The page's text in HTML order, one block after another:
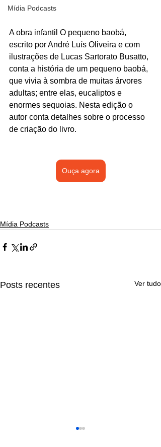
Mídia Podcasts
A obra infantil O pequeno baobá,
escrito por André Luís Oliveira e com
ilustrações de Lucas Sartorato Busatto,
conta a história de um pequeno baobá,
que vivia à sombra de muitas árvores
adultas; entre elas, eucaliptos e
enormes sequoias. Nesta edição o
autor conta detalhes sobre o processo
de criação do livro.
Ouça agora
Mídia Podcasts
Posts recentes Ver tudo